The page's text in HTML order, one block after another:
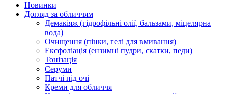
Новинки
Догляд за обличчям
Демакіяж (гідрофільні олії, бальзами, міцелярна
вода)
Очищення (пінки, гелі для вмивання)
Ексфоліація (ензимні пудри, скатки, педи)
Тонізація
Серуми
Патчі під очі
Креми для обличчя